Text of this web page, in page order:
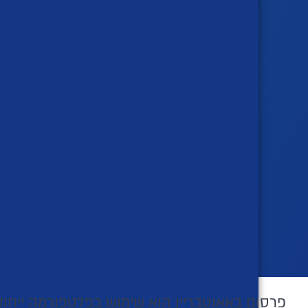
פרסום באאוטבריין הוא שימוש בפלטפורמה